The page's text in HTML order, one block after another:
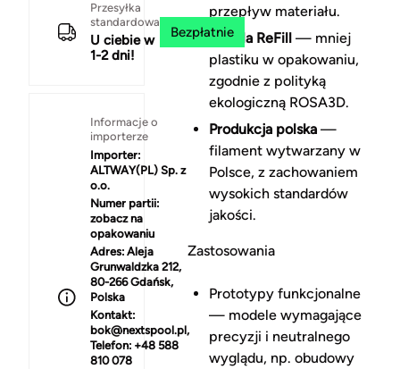
Przesyłka
standardowa
U ciebie w
1-2 dni!
Bezpłatnie
Informacje o
importerze
Importer:
ALTWAY(PL) Sp. z
o.o.
Numer partii:
zobacz na
opakowaniu
Adres: Aleja
Grunwaldzka 212,
80-266 Gdańsk,
Polska
Kontakt:
bok@nextspool.pl,
Telefon: +48 588
810 078
przepływ materiału.
Szpula ReFill— mniej
plastiku w opakowaniu,
zgodnie z polityką
ekologiczną ROSA3D.
Produkcja polska—
filament wytwarzany w
Polsce, z zachowaniem
wysokich standardów
jakości.
Zastosowania
Prototypy funkcjonalne
— modele wymagające
precyzji i neutralnego
wyglądu, np. obudowy